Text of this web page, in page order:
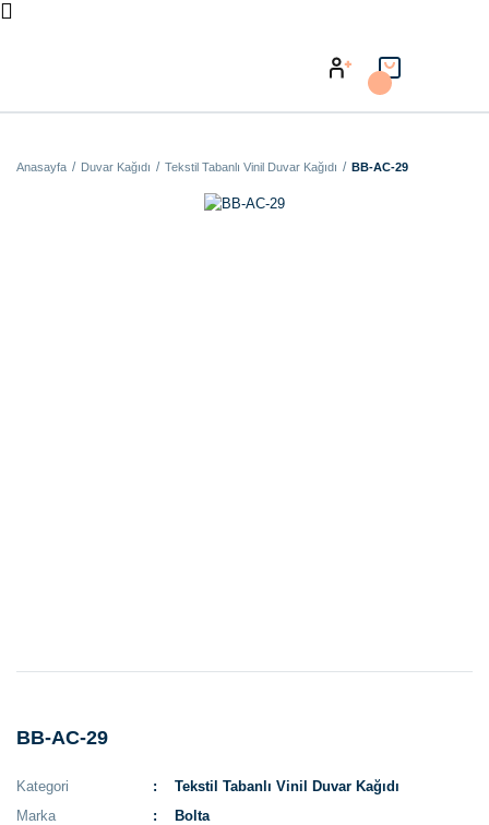
Anasayfa Duvar Kağıdı Tekstil Tabanlı Vinil Duvar Kağıdı BB-AC-29
BB-AC-29
Kategori
Tekstil Tabanlı Vinil Duvar Kağıdı
Marka
Bolta